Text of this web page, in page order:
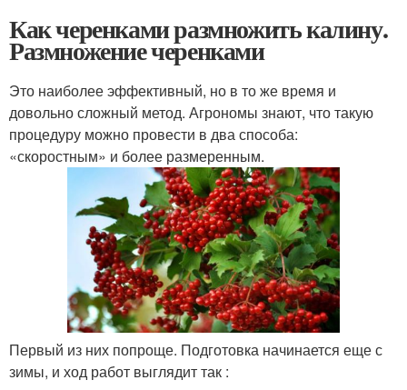
Как черенками размножить калину.
Размножение черенками
Это наиболее эффективный, но в то же время и
довольно сложный метод. Агрономы знают, что такую
процедуру можно провести в два способа:
«скоростным» и более размеренным.
Первый из них попроще. Подготовка начинается еще с
зимы, и ход работ выглядит так :